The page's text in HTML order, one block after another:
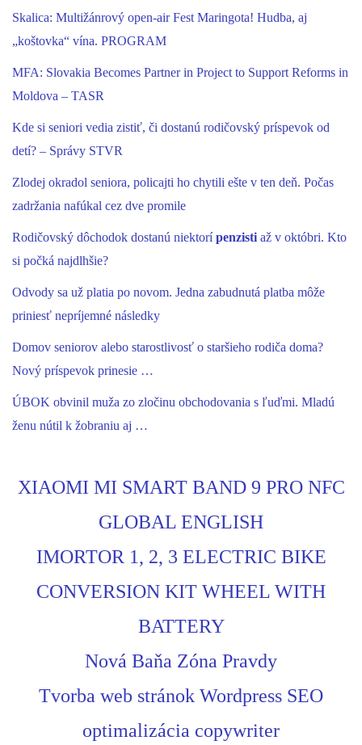
Skalica: Multižánrový open-air Fest Maringota! Hudba, aj
„koštovka“ vína. PROGRAM
MFA: Slovakia Becomes Partner in Project to Support Reforms in
Moldova – TASR
Kde si seniori vedia zistiť, či dostanú rodičovský príspevok od
detí? – Správy STVR
Zlodej okradol seniora, policajti ho chytili ešte v ten deň. Počas
zadržania nafúkal cez dve promile
Rodičovský dôchodok dostanú niektorípenzistiaž v októbri. Kto
si počká najdlhšie?
Odvody sa už platia po novom. Jedna zabudnutá platba môže
priniesť nepríjemné následky
Domov seniorov alebo starostlivosť o staršieho rodiča doma?
Nový príspevok prinesie …
ÚBOK obvinil muža zo zločinu obchodovania s ľuďmi. Mladú
ženu nútil k žobraniu aj …
XIAOMI MI SMART BAND 9 PRO NFC
GLOBAL ENGLISH
IMORTOR 1, 2, 3 ELECTRIC BIKE
CONVERSION KIT WHEEL WITH
BATTERY
Nová Baňa Zóna Pravdy
Tvorba web stránok Wordpress SEO
optimalizácia copywriter